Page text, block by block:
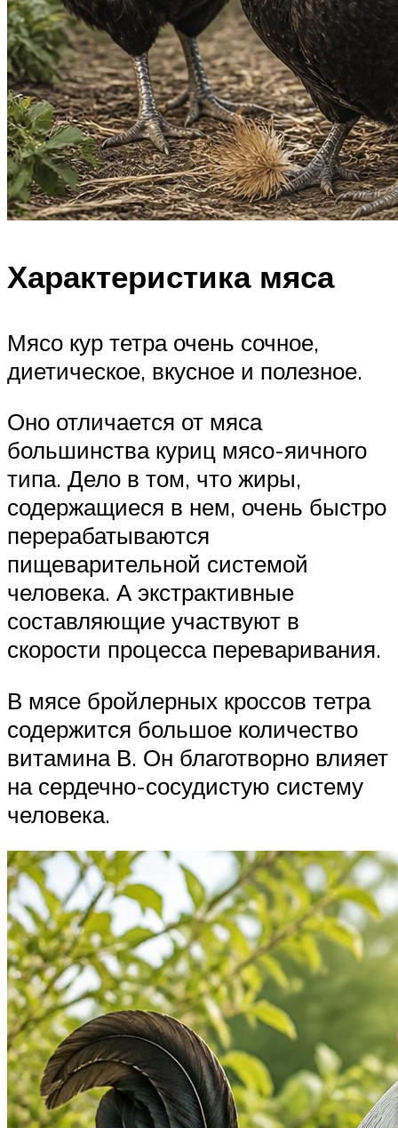
Характеристика мяса
Мясо кур тетра очень сочное,
диетическое, вкусное и полезное.
Оно отличается от мяса
большинства куриц мясо-яичного
типа. Дело в том, что жиры,
содержащиеся в нем, очень быстро
перерабатываются
пищеварительной системой
человека. А экстрактивные
составляющие участвуют в
скорости процесса переваривания.
В мясе бройлерных кроссов тетра
содержится большое количество
витамина В. Он благотворно влияет
на сердечно-сосудистую систему
человека.